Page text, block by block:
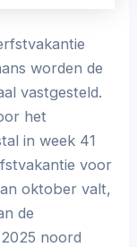
worden de
vastgesteld.
het
in week 41
voor
oktober valt,
de
noord